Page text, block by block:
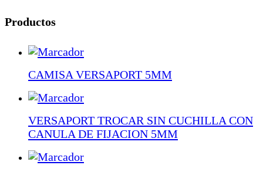
Productos
CAMISA VERSAPORT 5MM
VERSAPORT TROCAR SIN CUCHILLA CON
CANULA DE FIJACION 5MM